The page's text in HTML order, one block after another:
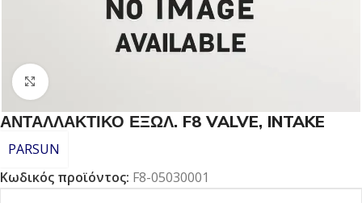
Click to enlarge
ΑΝΤΑΛΛΑΚΤΙΚΟ ΕΞΩΛ. F8 VALVE, INTAKE
PARSUN
Κωδικός προϊόντος: F8-05030001